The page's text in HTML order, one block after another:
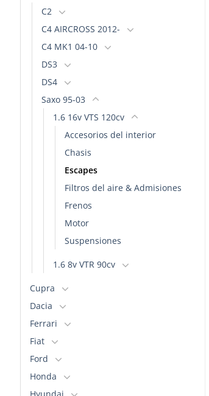
C2
C4 AIRCROSS 2012-
C4 MK1 04-10
DS3
DS4
Saxo 95-03
1.6 16v VTS 120cv
Accesorios del interior
Chasis
Escapes
Filtros del aire & Admisiones
Frenos
Motor
Suspensiones
1.6 8v VTR 90cv
Cupra
Dacia
Ferrari
Fiat
Ford
Honda
Hyundai
GT
plazo de
Añadir